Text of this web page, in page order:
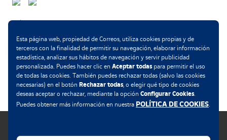
Métodos de pago
Esta página web, propiedad de Correos, utiliza cookies propias y de
terceros con la finalidad de permitir su navegación, elaborar información
estadística, analizar sus hábitos de navegación y servir publicidad
personalizada. Puedes hacer clic en Aceptar todaspara permitir el uso
de todas las cookies. También puedes rechazar todas (salvo las cookies
necesarias) en el botón Rechazar todas, o elegir qué tipo de cookies
deseas aceptar o rechazar, mediante la opción Configurar Cookies.
Puedes obtener más información en nuestra POLÍTICA DE COOKIES.